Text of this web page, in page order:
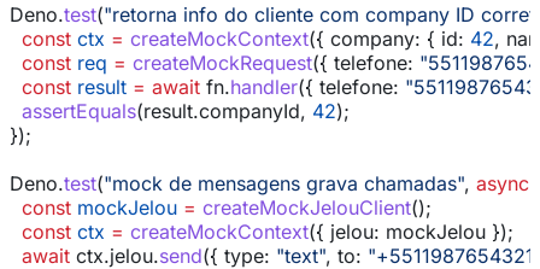
Deno.test("retorna info do cliente com company ID
  const
ctx = createMockContext({ company: { id: 42,
  const
req = createMockRequest({ telefone:
  const
result = await fn.handler({ telefone:
  assertEquals
(result.companyId, 42);
});
Deno.test("mock de mensagens grava chamadas", async
  const
mockJelou = createMockJelouClient();
  const
ctx = createMockContext({ jelou: mockJelou });
  await
ctx.jelou.send({ type: "text", to: "+5511987654321"